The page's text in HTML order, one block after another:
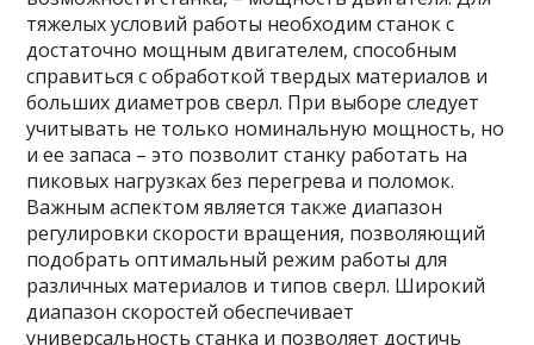
тяжелых условий работы необходим станок с
достаточно мощным двигателем, способным
справиться с обработкой твердых материалов и
больших диаметров сверл. При выборе следует
учитывать не только номинальную мощность, но
и ее запаса – это позволит станку работать на
пиковых нагрузках без перегрева и поломок.
Важным аспектом является также диапазон
регулировки скорости вращения, позволяющий
подобрать оптимальный режим работы для
различных материалов и типов сверл. Широкий
диапазон скоростей обеспечивает
универсальность станка и позволяет достичь